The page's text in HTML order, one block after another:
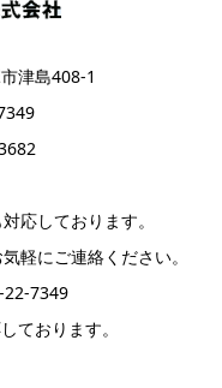
津島408-1
応しております。
軽にご連絡ください。
22-7349
ております。